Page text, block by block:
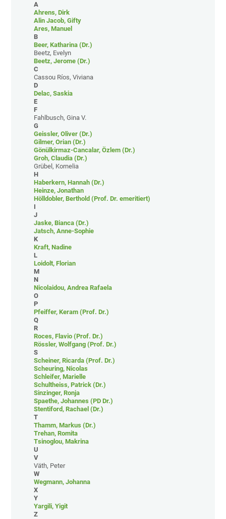
A
Ahrens, Dirk
Alin Jacob, Gifty
Ares, Manuel
B
Beer, Katharina (Dr.)
Beetz, Evelyn
Beetz, Jerome (Dr.)
C
Cassou Ríos, Viviana
D
Delac, Saskia
E
F
Fahlbusch, Gina V.
G
Geissler, Oliver (Dr.)
Gilmer, Orian (Dr.)
Gönülkirmaz-Cancalar, Özlem (Dr.)
Groh, Claudia (Dr.)
Grübel, Kornelia
H
Haberkern, Hannah (Dr.)
Heinze, Jonathan
Hölldobler, Berthold (Prof. Dr. emeritiert)
I
J
Jaske, Bianca (Dr.)
Jatsch, Anne-Sophie
K
Kraft, Nadine
L
Loidolt, Florian
M
N
Nicolaidou, Andrea Rafaela
O
P
Pfeiffer, Keram (Prof. Dr.)
Q
R
Roces, Flavio (Prof. Dr.)
Rössler, Wolfgang (Prof. Dr.)
S
Scheiner, Ricarda (Prof. Dr.)
Scheuring, Nicolas
Schleifer, Marielle
Schultheiss, Patrick (Dr.)
Sinzinger, Ronja
Spaethe, Johannes (PD Dr.)
Stentiford, Rachael (Dr.)
T
Thamm, Markus (Dr.)
Trehan, Romita
Tsinoglou, Makrina
U
V
Väth, Peter
W
Wegmann, Johanna
X
Y
Yargili, Yigit
Z